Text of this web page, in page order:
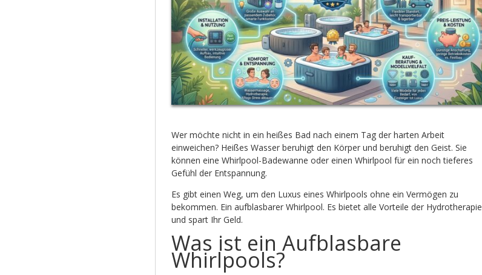
Wer möchte nicht in ein heißes Bad nach einem Tag der harten Arbeit
einweichen? Heißes Wasser beruhigt den Körper und beruhigt den Geist. Sie
können eine Whirlpool-Badewanne oder einen Whirlpool für ein noch tieferes
Gefühl der Entspannung.
Es gibt einen Weg, um den Luxus eines Whirlpools ohne ein Vermögen zu
bekommen. Ein aufblasbarer Whirlpool. Es bietet alle Vorteile der Hydrotherapie
und spart Ihr Geld.
Was ist ein Aufblasbare
Whirlpools?